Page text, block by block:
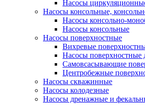
Насосы
Насосы консольные,
Насосы консольно-
Насосы консольные
Насосы поверхностные
Вихревые
Насосы поверхностные
Самовсасывающие
Центробежные
Насосы скважинные
Насосы колодезные
Насосы дренажные и